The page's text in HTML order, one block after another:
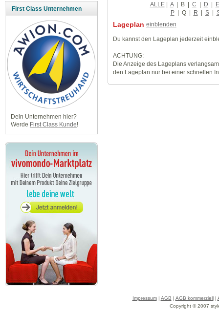
First Class Unternehmen
Dein Unternehmen hier?
Werde First Class Kunde!
ALLE| A | B | C | D | E
P | Q | R | S |
Lageplan einblenden
Du kannst den Lageplan jederzeit
ACHTUNG:
Die Anzeige des Lageplans
den Lageplan nur bei einer schnellen
Impressum| AGB | AGB kommerziell|
Copyright © 2007